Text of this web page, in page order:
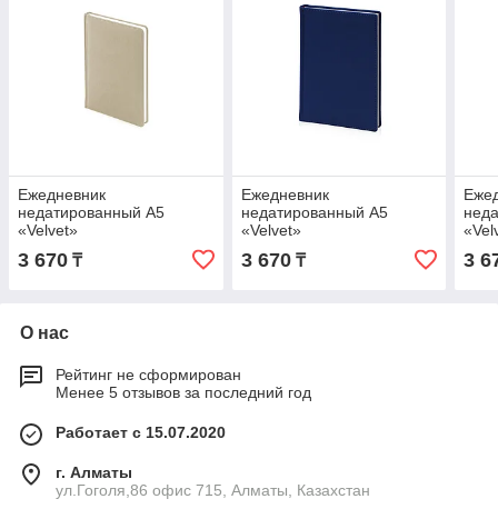
Ежедневник
недатированный А5
«Velvet»
3 670 ₸
Ежедневник
недатированный А5
«Velvet»
3 670₸ 3
О нас
Рейтинг не сформирован
Менее 5 отзывов за последний год
Работает с 15.07.2020
г. Алматы
ул.Гоголя,86 офис 715, Алматы, Казахстан